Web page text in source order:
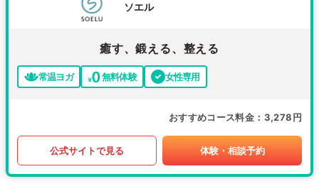
ソエル
癒す、鍛える、整える
常温ヨガ 無料体験 女性専用
おすすめコース料金 3,278円
公式サイトで見る 体験・相談予約